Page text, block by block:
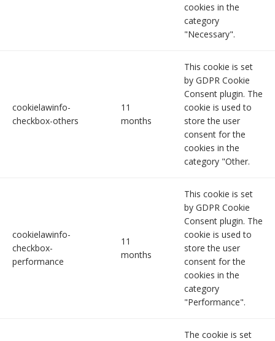
cookies in the
category
"Necessary".
cookielawinfo-
checkbox-others
11
months
This cookie is set
by GDPR Cookie
Consent plugin. The
cookie is used to
store the user
consent for the
cookies in the
category "Other.
cookielawinfo-
checkbox-
performance
11
months
This cookie is set
by GDPR Cookie
Consent plugin. The
cookie is used to
store the user
consent for the
cookies in the
category
"Performance".
The cookie is set